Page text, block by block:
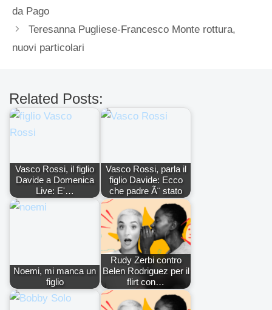
da Pago
Teresanna Pugliese-Francesco Monte rottura,
nuovi particolari
Related Posts:
Vasco Rossi, il figlio
Davide a Domenica
Live: E'…
Vasco Rossi, parla il
figlio Davide: Ecco
che padre Ã¨ stato
Noemi, mi manca un
figlio
Rudy Zerbi contro
Belen Rodriguez per il
flirt con…